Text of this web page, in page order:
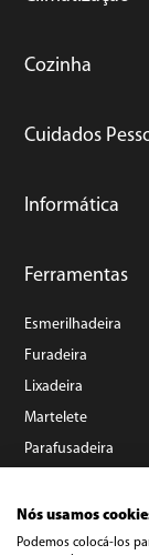
Cozinha
Cuidados
Informática
Ferramentas
Esmerilhadeira
Furadeira
Lixadeira
Martelete
Parafusadeira
Serra
Soprador Térmico
Nós usamos
Podemos colocá-los